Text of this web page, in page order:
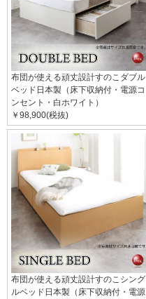
布団が使える頑丈設計すのこダブル
ベッド日本製（床下収納付・電源コ
ンセント・白ホワイト）
￥98,900(税抜)
布団が使える頑丈設計すのこシング
ルベッド日本製（床下収納付・電源